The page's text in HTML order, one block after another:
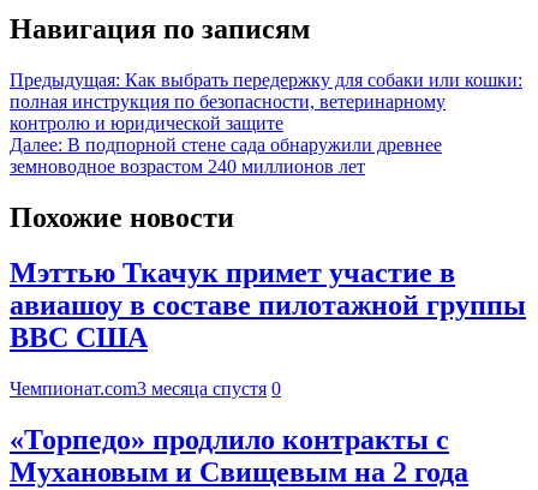
Навигация по записям
Предыдущая: Как выбрать передержку для собаки или кошки:
полная инструкция по безопасности, ветеринарному
контролю и юридической защите
Далее: В подпорной стене сада обнаружили древнее
земноводное возрастом 240 миллионов лет
Похожие новости
Мэттью Ткачук примет участие в
авиашоу в составе пилотажной группы
ВВС США
Чемпионат.com3 месяца спустя 0
«Торпедо» продлило контракты с
Мухановым и Свищевым на 2 года